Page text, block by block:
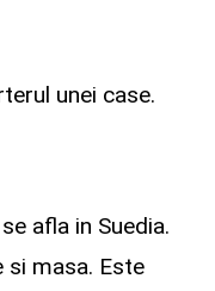
unei case.
afla in Suedia.
masa. Este